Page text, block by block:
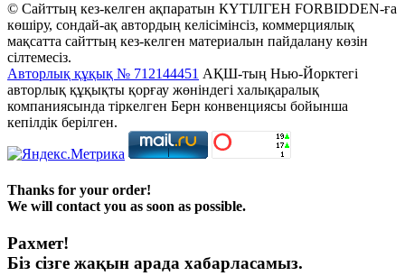
© Сайттың кез-келген ақпаратын КҮТІЛГЕН FORBIDDEN-ға
көшіру, сондай-ақ автордың келісімінсіз, коммерциялық
мақсатта сайттың кез-келген материалын пайдалану көзін
сілтемесіз.
Авторлық құқық № 712144451 АҚШ-тың Нью-Йорктегі
авторлық құқықты қорғау жөніндегі халықаралық
компаниясында тіркелген Берн конвенциясы бойынша
кепілдік берілген.
Thanks for your order!
We will contact you as soon as possible.
Рахмет!
Біз сізге жақын арада хабарласамыз.